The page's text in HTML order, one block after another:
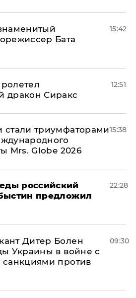
Бата
15:42
дракон Сиракс
12:51
триумфаторами
Mrs. Globe 2026
15:38
российский
предложил
22:28
Дитер Болен
Украины в войне с
против
09:30